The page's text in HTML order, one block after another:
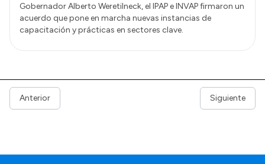
Gobernador Alberto Weretilneck, el IPAP e INVAP firmaron un
acuerdo que pone en marcha nuevas instancias de
capacitación y prácticas en sectores clave.
Anterior Siguiente